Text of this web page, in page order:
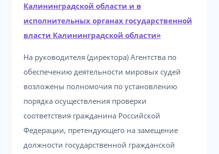
Калининградской области и в
исполнительных органах государственной
власти Калининградской области»
На руководителя (директора) Агентства по
обеспечению деятельности мировых судей
возложены полномочия по установлению
порядка осуществления проверки
соответствия гражданина Российской
Федерации, претендующего на замещение
должности государственной гражданской